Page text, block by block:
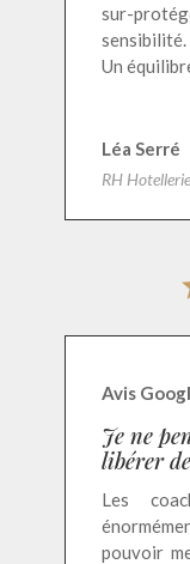
sur-
sensibilité.
Un
Léa Serré
RH
Avis
Je ne
libérer
Les
pouvoir